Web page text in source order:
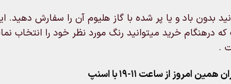
بدون باد و یا پر شده با گاز هلیوم آن را سفارش
درهنگام خرید میتوانید رنگ مورد نظر خود را انتخاب
.
همین امروز از ساعت ۱۱-۱۹ با اسنپ